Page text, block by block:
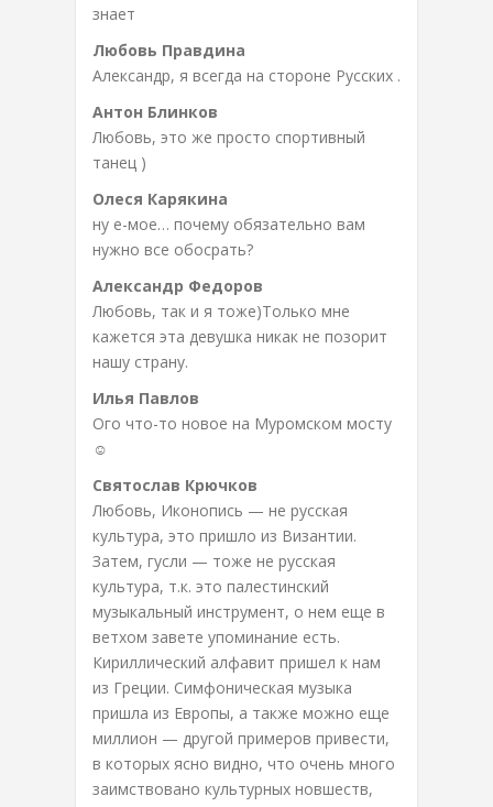
знает
Любовь Правдина
Александр, я всегда на стороне Русских .
Антон Блинков
Любовь, это же просто спортивный
танец )
Олеся Карякина
ну е-мое… почему обязательно вам
нужно все обосрать?
Александр Федоров
Любовь, так и я тоже)Только мне
кажется эта девушка никак не позорит
нашу страну.
Илья Павлов
Ого что-то новое на Муромском мосту
☺
Святослав Крючков
Любовь, Иконопись — не русская
культура, это пришло из Византии.
Затем, гусли — тоже не русская
культура, т.к. это палестинский
музыкальный инструмент, о нем еще в
ветхом завете упоминание есть.
Кириллический алфавит пришел к нам
из Греции. Симфоническая музыка
пришла из Европы, а также можно еще
миллион — другой примеров привести,
в которых ясно видно, что очень много
заимствовано культурных новшеств,